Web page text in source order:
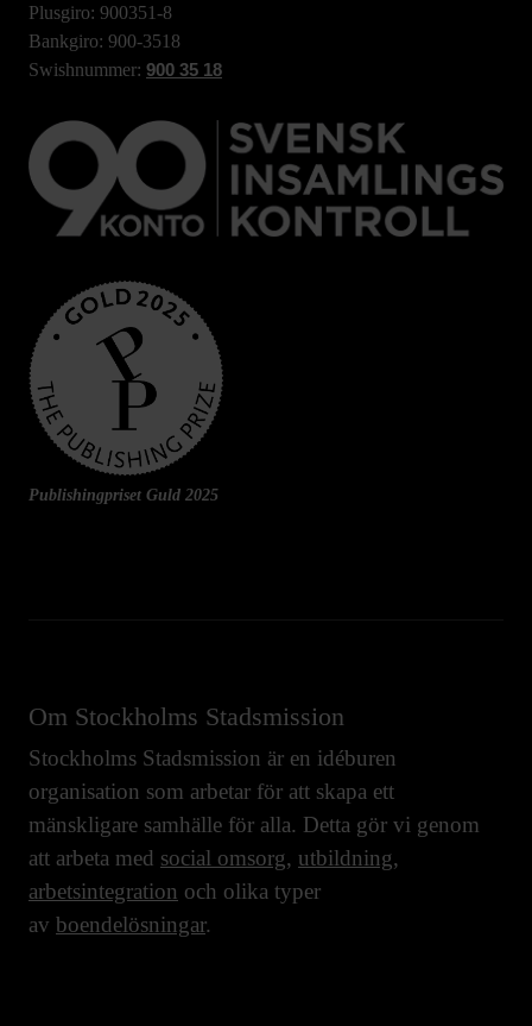
Plusgiro: 900351-8
Bankgiro: 900-3518
Swishnummer: 900 35 18
Publishingpriset Guld 2025
Om Stockholms Stadsmission
Stockholms Stadsmission är en idéburen
organisation som arbetar för att skapa ett
mänskligare samhälle för alla. Detta gör vi genom
att arbeta med social omsorg, utbildning,
arbetsintegration och olika typer
av boendelösningar.